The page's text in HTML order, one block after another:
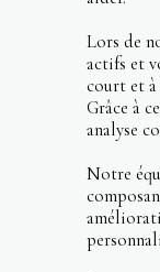
Lors de
actifs et
court et
Grâce à
analyse
Notre